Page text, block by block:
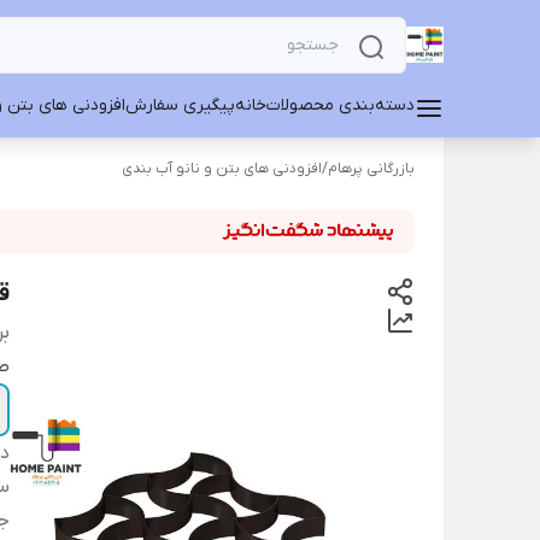
دسته‌بندی محصولاتخانهپیگیری سفارشافزودنی های بتن
بازرگانی پرهام/افزودنی های بتن و نانو آب بندی